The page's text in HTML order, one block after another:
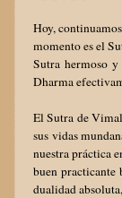
Hoy,
momento es el
Sutra hermoso y
Dharma
El Sutra de
sus vidas
nuestra práctica
buen practicante
dualidad